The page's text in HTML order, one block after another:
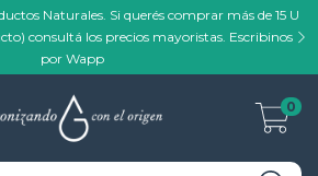
Naturales. Si querés comprar más de 15 U
consultá los precios mayoristas. Escribinos
por Wapp
0